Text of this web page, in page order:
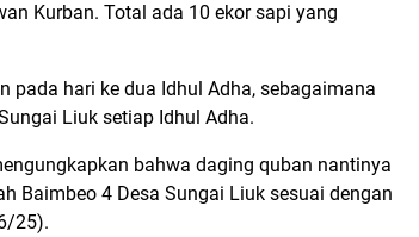
Kurban. Total ada 10 ekor sapi yang
pada hari ke dua Idhul Adha, sebagaimana
Liuk setiap Idhul Adha.
bahwa daging quban nantinya
Baimbeo 4 Desa Sungai Liuk sesuai dengan
25).